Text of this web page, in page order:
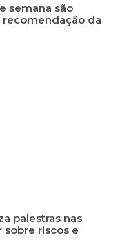
semana são
recomendação da
palestras nas
sobre riscos e